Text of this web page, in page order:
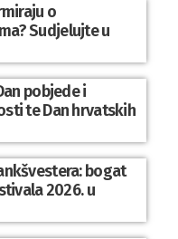
o
Sudjelujte u
pobjede i
te Dan hrvatskih
bogat
2026. u